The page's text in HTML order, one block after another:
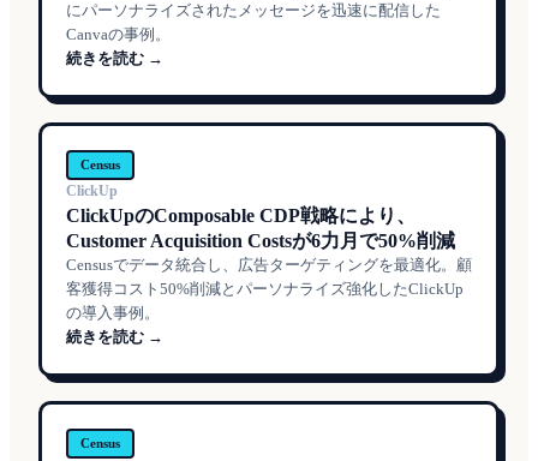
にパーソナライズされたメッセージを迅速に配信した
Canvaの事例。
続きを読む →
Census
ClickUp
ClickUpのComposable CDP戦略により、
Customer Acquisition Costsが6力月で50%削減
Censusでデータ統合し、広告ターゲティングを最適化。顧
客獲得コスト50%削減とパーソナライズ強化したClickUp
の導入事例。
続きを読む →
Census